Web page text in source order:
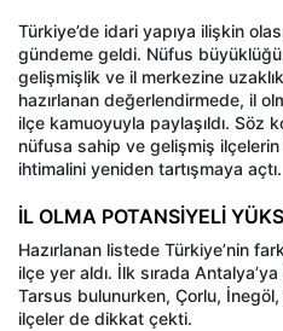
Türkiye’de idari yapıya ilişkin
gündeme geldi. Nüfus
gelişmişlik ve il merkezine
hazırlanan değerlendirmede, il
ilçe kamuoyuyla paylaşıldı. Söz
nüfusa sahip ve gelişmiş
ihtimalini yeniden tartışmaya açtı.
İL OLMA POTANSİYELİ
Hazırlanan listede Türkiye’nin
ilçe yer aldı. İlk sırada
Tarsus bulunurken, Çorlu,
ilçeler de dikkat çekti.